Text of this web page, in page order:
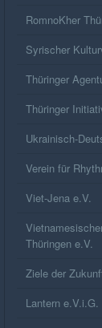
RomnoKher
Syrischer
Thüringer
Thüringer
Ukrainisch-
Verein für
Viet-Jena e.V.
Thüringen e.V.
Ziele der
Lantern e.V.i.G.